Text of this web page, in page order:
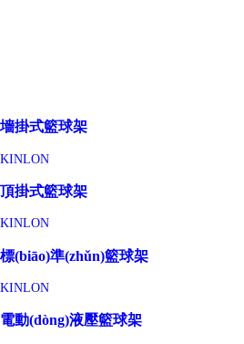
墻掛式籃球架
KINLON
頂掛式籃球架
KINLON
標(biāo)準(zhǔn)籃球架
KINLON
電動(dòng)液壓籃球架